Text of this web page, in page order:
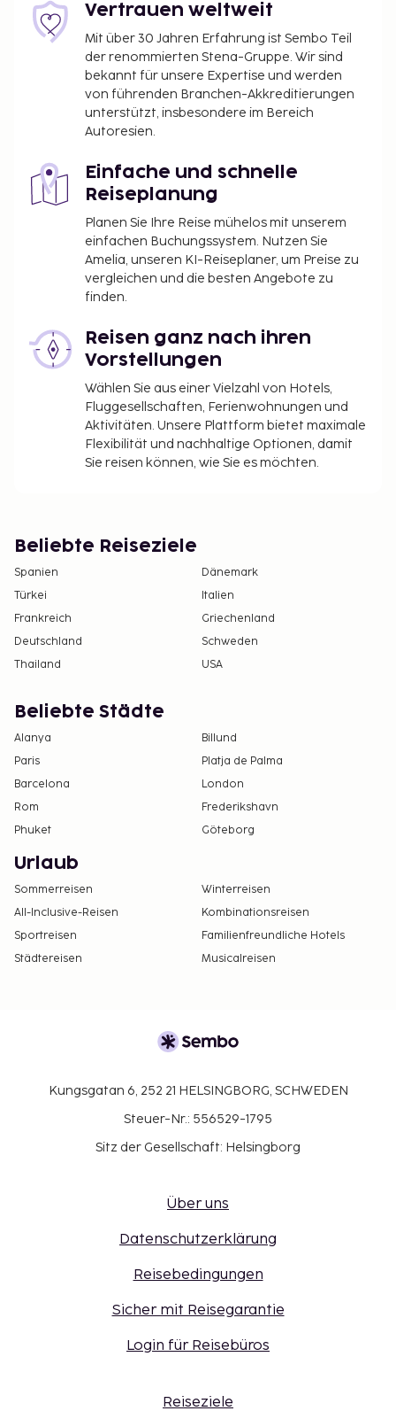
Vertrauen weltweit
Mit über 30 Jahren Erfahrung ist Sembo Teil
der renommierten Stena-Gruppe. Wir sind
bekannt für unsere Expertise und werden
von führenden Branchen-Akkreditierungen
unterstützt, insbesondere im Bereich
Autoresien.
Einfache und schnelle
Reiseplanung
Planen Sie Ihre Reise mühelos mit unserem
einfachen Buchungssystem. Nutzen Sie
Amelia, unseren KI-Reiseplaner, um Preise zu
vergleichen und die besten Angebote zu
finden.
Reisen ganz nach ihren
Vorstellungen
Wählen Sie aus einer Vielzahl von Hotels,
Fluggesellschaften, Ferienwohnungen und
Aktivitäten. Unsere Plattform bietet maximale
Flexibilität und nachhaltige Optionen, damit
Sie reisen können, wie Sie es möchten.
Beliebte Reiseziele
Spanien
Dänemark
Türkei
Italien
Frankreich
Griechenland
Deutschland
Schweden
Thailand
USA
Beliebte Städte
Alanya
Billund
Paris
Platja de Palma
Barcelona
London
Rom
Frederikshavn
Phuket
Göteborg
Urlaub
Sommerreisen
Winterreisen
All-Inclusive-Reisen
Kombinationsreisen
Sportreisen
Familienfreundliche Hotels
Städtereisen
Musicalreisen
Kungsgatan 6, 252 21 HELSINGBORG, SCHWEDEN
Steuer-Nr.: 556529-1795
Sitz der Gesellschaft: Helsingborg
Über uns
Datenschutzerklärung
Reisebedingungen
Sicher mit Reisegarantie
Login für Reisebüros
Reiseziele